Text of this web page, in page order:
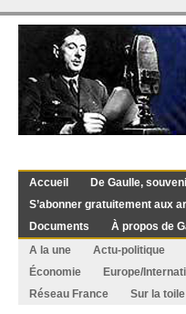
Accueil De Gaulle,
S’abonner gratuitement aux
Documents
À propos de
A la une
Actu-politique
Économie
Europe/
Réseau France
Sur la toile